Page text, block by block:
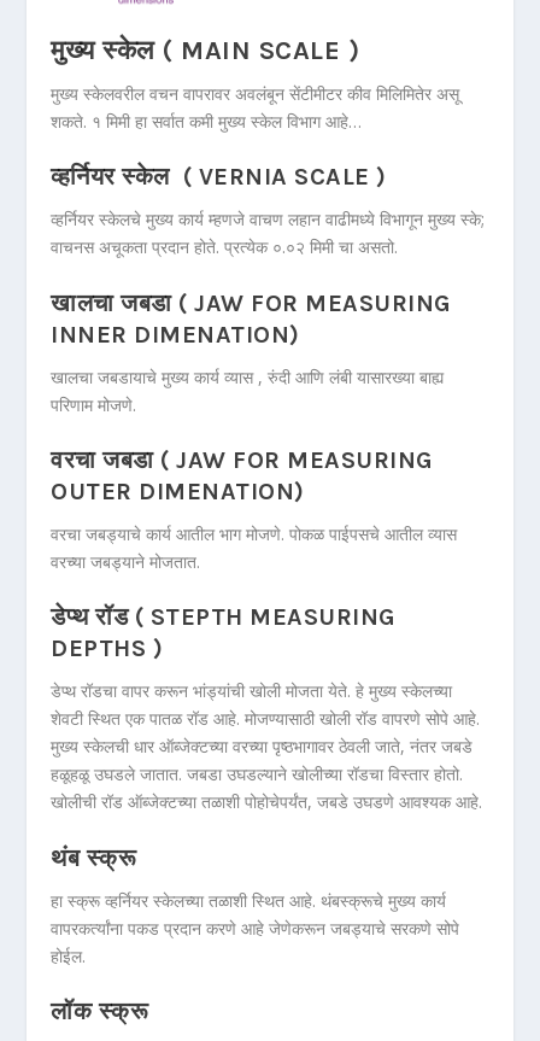
मुख्य स्केल ( MAIN SCALE )
मुख्य स्केलवरील वचन वापरावर अवलंबून सेंटीमीटर कीव मिलिमितेर असू
शकते. १ मिमी हा सर्वात कमी मुख्य स्केल विभाग आहे…
व्हर्नियर स्केल ( VERNIA SCALE )
व्हर्नियर स्केलचे मुख्य कार्य म्हणजे वाचण लहान वाढीमध्ये विभागून मुख्य स्के;
वाचनस अचूकता प्रदान होते. प्रत्येक ०.०२ मिमी चा असतो.
खालचा जबडा ( JAW FOR MEASURING
INNER DIMENATION)
खालचा जबडायाचे मुख्य कार्य व्यास , रुंदी आणि लंबी यासारख्या बाह्य
परिणाम मोजणे.
वरचा जबडा ( JAW FOR MEASURING
OUTER DIMENATION)
वरचा जबड्याचे कार्य आतील भाग मोजणे. पोकळ पाईपसचे आतील व्यास
वरच्या जबड्याने मोजतात.
डेप्थ रॉड ( STEPTH MEASURING
DEPTHS )
डेप्थ रॉडचा वापर करून भांड्यांची खोली मोजता येते. हे मुख्य स्केलच्या
शेवटी स्थित एक पातळ रॉड आहे. मोजण्यासाठी खोली रॉड वापरणे सोपे आहे.
मुख्य स्केलची धार ऑब्जेक्टच्या वरच्या पृष्ठभागावर ठेवली जाते, नंतर जबडे
हळूहळू उघडले जातात. जबडा उघडल्याने खोलीच्या रॉडचा विस्तार होतो.
खोलीची रॉड ऑब्जेक्टच्या तळाशी पोहोचेपर्यंत, जबडे उघडणे आवश्यक आहे.
थंब स्क्रू
हा स्क्रू व्हर्नियर स्केलच्या तळाशी स्थित आहे. थंबस्क्रूचे मुख्य कार्य
वापरकर्त्यांना पकड प्रदान करणे आहे जेणेकरून जबड्याचे सरकणे सोपे
होईल.
लॉक स्क्रू